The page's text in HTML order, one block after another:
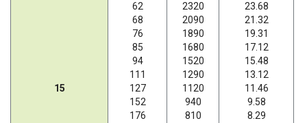
15
62
68
76
85
94
111
127
152
176
2320
2090
1890
1680
1520
1290
1120
940
810
23.68
21.32
19.31
17.12
15.48
13.12
11.46
9.58
8.29